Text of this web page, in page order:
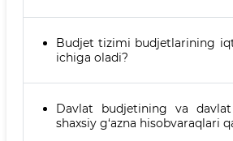
Budjet tizimi budjetlarining
ichiga oladi?
Davlat budjetining va davlat
shaxsiy g‘azna